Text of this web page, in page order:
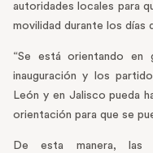
autoridades locales para
movilidad durante los días
“Se está orientando
inauguración y los
León y en Jalisco pueda
orientación para que se
De esta manera, las